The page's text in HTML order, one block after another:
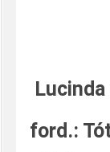
ford.: